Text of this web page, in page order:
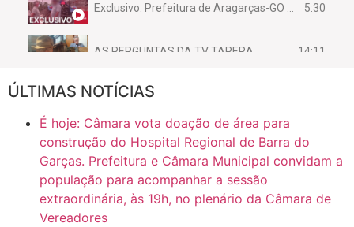
5:30
AS PERGUNTAS DA TV TAPERA 14:11
CASO SAIURY - SEM CORTES
Mini Ginásio de Aragarças- Só a bo$ta 6:31
ÚLTIMAS NOTÍCIAS
É hoje: Câmara vota doação de área para
construção do Hospital Regional de Barra do
Garças. Prefeitura e Câmara Municipal convidam a
população para acompanhar a sessão
extraordinária, às 19h, no plenário da Câmara de
Vereadores